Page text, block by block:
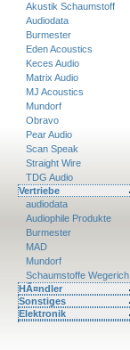
Akustik Schaumstoff
Audiodata
Burmester
Eden Acoustics
Keces Audio
Matrix Audio
MJ Acoustics
Mundorf
Obravo
Pear Audio
Scan Speak
Straight Wire
TDG Audio
Vertriebe
audiodata
Audiophile Produkte
Burmester
MAD
Mundorf
Schaumstoffe Wegerich
HÃ¤ndler
Sonstiges
Elektronik